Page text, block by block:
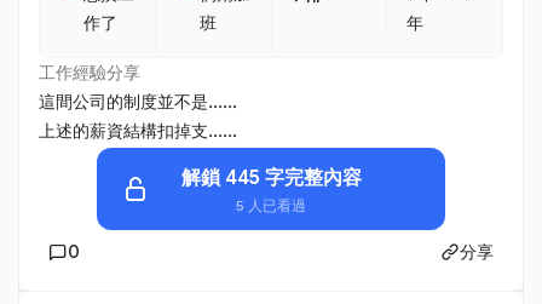
作了
班
年
工作經驗分享
這間公司的制度並不是......
上述的薪資結構扣掉支......
解鎖 445 字完整內容
5 人已看過
0 分享